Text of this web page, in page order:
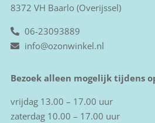
8372 VH Baarlo (Overijssel)
06-23093889
info@ozonwinkel.nl
Bezoek alleen mogelijk tijdens
vrijdag 13.00 – 17.00 uur
zaterdag 10.00 – 17.00 uur